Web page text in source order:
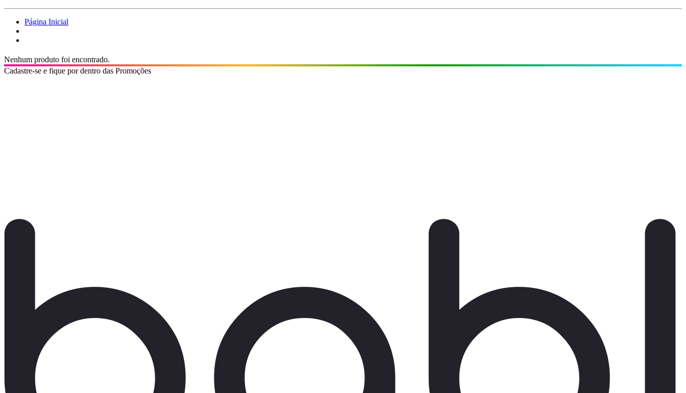
Página Inicial
Nenhum produto foi encontrado.
Cadastre-se e fique por dentro das Promoções